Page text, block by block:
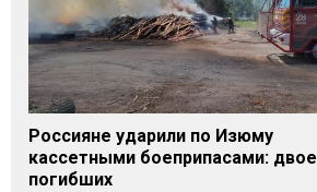
Россияне ударили по Изюму
кассетными боеприпасами: двое
погибших